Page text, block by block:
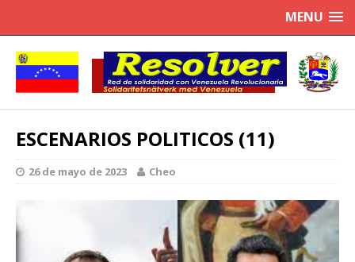
MENU
ESCENARIOS POLITICOS (11)
26 de mayo de 2023 Cheo